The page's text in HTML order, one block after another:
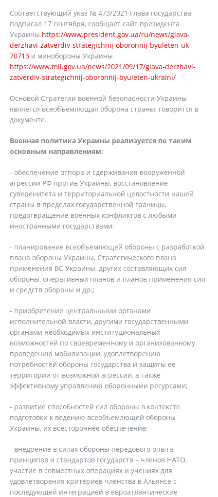
Соответствующий указ № 473/2021 Глава государства
подписал 17 сентября, сообщает сайт президента
Украины https://www.president.gov.ua/ru/news/glava-
derzhavi-zatverdiv-strategichnij-oboronnij-byuleten-uk-
70713 и минобороны Украины
https://www.mil.gov.ua/news/2021/09/17/glava-derzhavi-
zatverdiv-strategichnij-oboronnij-byuleten-ukraini/
Основой Стратегии военной безопасности Украины
является всеобъемлющая оборона страны, говорится в
документе.
Военная политика Украины реализуется по таким
основным направлениям:
- обеспечение отпора и сдерживания вооруженной
агрессии РФ против Украины, восстановление
суверенитета и территориальной целостности нашей
страны в пределах государственной границы,
предотвращение военных конфликтов с любыми
иностранными государствами;
- планирование всеобъемлющей обороны с разработкой
плана обороны Украины, Стратегического плана
применения ВС Украины, других составляющих сил
обороны, оперативных планов и планов применения сил
и средств обороны и др.;
- приобретение центральными органами
исполнительной власти, другими государственными
органами необходимых институциональных
возможностей по своевременному и организованному
проведению мобилизации, удовлетворению
потребностей обороны государства и защиты ее
территории от возможной агрессии, а также
эффективному управлению оборонными ресурсами;
- развитие способностей сил обороны в контексте
подготовки к ведению всеобъемлющей обороны
Украины, их всестороннее обеспечение;
- внедрение в силах обороны передового опыта,
принципов и стандартов государств – членов НАТО,
участие в совместных операциях и учениях для
удовлетворения критериев членства в Альянсе с
последующей интеграцией в евроатлантические